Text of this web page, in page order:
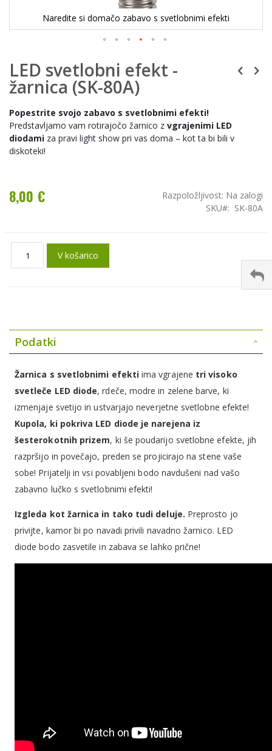
Naredite si domačo zabavo s svetlobnimi efekti
LED svetlobni efekt -
žarnica (SK-80A)
Popestrite svojo zabavo s svetlobnimi efekti!
Predstavljamo vam rotirajočo žarnico z vgrajenimi LED
diodami za pravi light show pri vas doma – kot ta bi bili v
diskoteki!
8,00 € Razpoložljivost: Na zalogi
SKU
SK-80A
V košarico
Podatki
Žarnica s svetlobnimi efektiima vgrajene tri visoko
svetleče LED diode, rdeče, modre in zelene barve, ki
izmenjaje svetijo in ustvarjajo neverjetne svetlobne efekte!
Kupola, ki pokriva LED diode je narejena iz
šesterokotnih prizem, ki še poudarijo svetlobne efekte, jih
razpršijo in povečajo, preden se projicirajo na stene vaše
sobe! Prijatelji in vsi povabljeni bodo navdušeni nad vašo
zabavno lučko s svetlobnimi efekti!
Izgleda kot žarnica in tako tudi deluje. Preprosto jo
privijte, kamor bi po navadi privili navadno žarnico. LED
diode bodo zasvetile in zabava se lahko prične!